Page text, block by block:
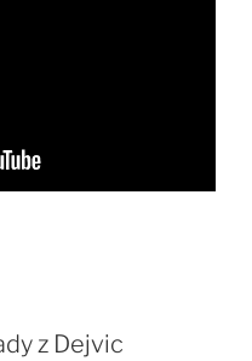
z Dejvic